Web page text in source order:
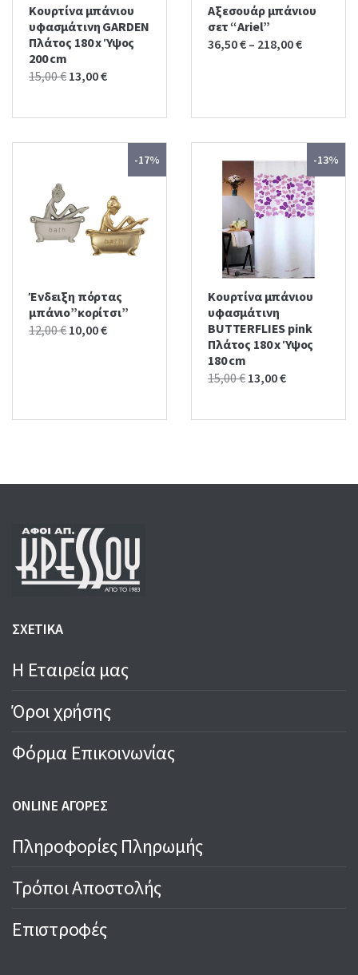
Κουρτίνα μπάνιου
υφασμάτινη GARDEN
Πλάτος 180 x Ύψος
200 cm
15,00€ Original
was:
13,00€Current
is:
Αξεσουάρ μπάνιου
σετ “Ariel”
36,50€ – 218,00€
-17%
Ένδειξη πόρτας
μπάνιο”κορίτσι”
12,00€ Original
10,00€Current
-13%
Κουρτίνα μπάνιου
υφασμάτινη
BUTTERFLIES pink
Πλάτος 180 x Ύψος
180 cm
15,00€ Original
was:
13,00€Current
is:
ΣΧΕΤΙΚΑ
Η Εταιρεία μας
Όροι χρήσης
Φόρμα Επικοινωνίας
ONLINE ΑΓΟΡΕΣ
Πληροφορίες Πληρωμής
Τρόποι Αποστολής
Επιστροφές